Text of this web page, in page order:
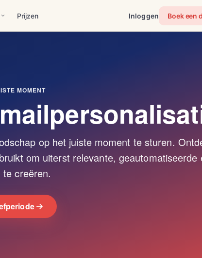
Prijzen Inloggen Boek een
MOMENT
op het juiste moment te sturen.
om uiterst relevante, geautomatiseerde
creëren.